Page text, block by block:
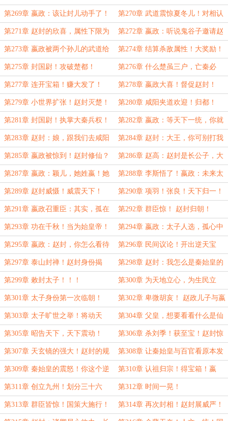
所谓仙！ 州为最后净土！
第269章 嬴政：该让封儿动手了！ 第270章 武道震惊夏冬儿！对相认
的期待！
第271章 赵封的欣喜，属性下限为
1！
第272章 嬴政：听说鬼谷子邀请赵
封入鬼谷了？
第273章 嬴政被两个孙儿的武道给
惊了！
第274章 结算杀敌属性！大奖励！
第275章 封国尉！攻破楚都！ 第276章 什么楚虽三户，亡秦必
楚！斩楚王！
第277章 连开宝箱！赚大发了！ 第278章 嬴政大喜！督促赵封！
第279章 小世界扩张！赵封灭楚！
什么楚虽三户亡秦必楚！
第280章 咸阳夹道欢迎！归都！
第281章 封国尉！执掌大秦兵权！ 第282章 嬴政：等天下一统，你就
知道了！
第283章 赵封：娘，跟我们去咸阳
吧！
第284章 赵封：大王，你可别打我
娘的主意！
第285章 嬴政被惊到！赵封修仙？
鬼谷子仙人？
第286章 赵高：赵封是长公子，大
王的儿子！
第287章 嬴政：颖儿，她姓嬴！她
是孤的女儿！
第288章 李斯悟了！嬴政：未来太
子是封儿的！
第289章 赵封威慑！威震天下！ 第290章 项羽！张良！天下归一！
第291章 嬴政召重臣：其实，孤在
民间有一个长子！
第292章 群臣惊！ 赵封归朝！
第293章 功在千秋！当为始皇帝！
赵封请命！
第294章 嬴政：太子人选，孤心中
已定！ 孤的长子已经找到了！
第295章 嬴政：赵封，你怎么看待
长公子？
第296章 民间议论！开出逆天宝
物！
第297章 泰山封禅！赵封身份揭
开！
第298章 赵封：我怎么是秦始皇的
儿子？懵了！
第299章 敕封太子！！！ 第300章 为天地立心，为生民立
命！
第301章 太子身份第一次临朝！ 第302章 卑微胡亥！ 赵政儿子与嬴
政儿子的区别对待！
第303章 太子旷世之举！将动天
下！
第304章 父皇，想要看看什么是仙
吗？
第305章 昭告天下，天下震动！ 第306章 杀刘季！获至宝！赵封惊
呆了！改变大秦格局的至宝！
第307章 天玄镜的强大！赵封的规
划！
第308章 让秦始皇与百官看原本发
生的历史！
第309章 秦始皇的震怒！你这个逆
子！
第310章 认祖归宗！得宝箱！嬴
政：太子的旨意便是朕的旨意！
第311章 创立九州！划分三十六
郡！学宫！帝国面板出现！
第312章 时间一晃！
第313章 群臣皆惊！国策大施行！ 第314章 再次封相！赵封展威严！